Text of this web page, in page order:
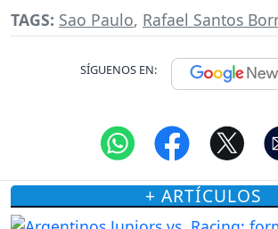
TAGS: Sao Paulo, Rafael Santos
SÍGUENOS EN:
+ ARTÍCULOS